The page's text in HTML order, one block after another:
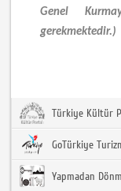
Genel
gerekmektedir.)
Türkiye Kültür
GoTürkiye
Yapmadan